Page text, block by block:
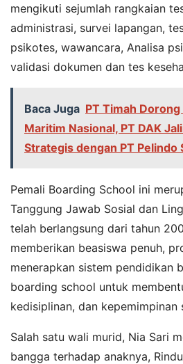
mengikuti sejumlah rangkaian
administrasi, survei lapangan,
psikotes, wawancara, Analisa
validasi dokumen dan tes
Baca Juga PT Timah
Maritim Nasional, PT DAK
Strategis dengan PT Pelindo
Pemali Boarding School ini
Tanggung Jawab Sosial dan
telah berlangsung dari tahun
memberikan beasiswa penuh,
menerapkan sistem pendidikan
boarding school untuk
kedisiplinan, dan kepemimpinan
Salah satu wali murid, Nia Sari
bangga terhadap anaknya,